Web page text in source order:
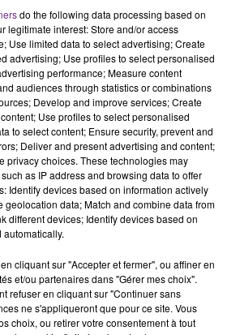
TRAVAIL RAPPELLE À
CONDITIONS DE...
de début des vendange 2026
précoce que prévu,
en profite pour rappeler
1h14
1h14
DJO
do the following data processing based on
legitimate interest: Store and/or access
Use limited data to select advertising; Create
advertising; Use profiles to select personalised
performance; Measure content
audiences through statistics or combinations
Develop and improve services; Create
Use profiles to select personalised
to select content; Ensure security, prevent and
Deliver and present advertising and content;
privacy choices. These technologies may
as IP address and browsing data to offer
Identify devices based on information actively
geolocation data; Match and combine data from
different devices; Identify devices based on
cliquant sur "Accepter et fermer", ou affiner en
et/ou partenaires dans "Gérer mes choix".
refuser en cliquant sur "Continuer sans
ne s'appliqueront que pour ce site. Vous
choix, ou retirer votre consentement à tout